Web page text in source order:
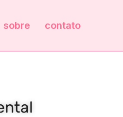
sobre contato